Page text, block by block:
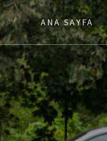
ANA SAYFA